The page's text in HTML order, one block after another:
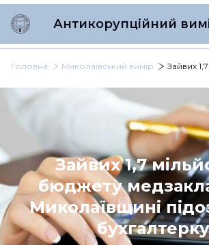
Антикорупційний
Головна Миколаївський вимір
Зайвих 1,7
бюджету
Миколаївщині
бухгалтерку